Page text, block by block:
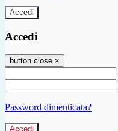
Accedi
Accedi
button close ×
Password dimenticata?